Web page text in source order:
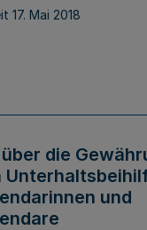
17. Mai 2018
die
und